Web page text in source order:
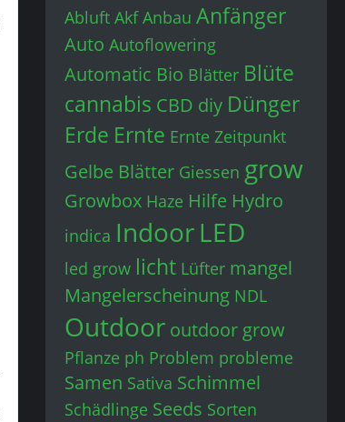
Abluft Akf Anbau Anfänger
Auto Autoflowering
Automatic Bio Blätter Blüte
cannabis CBD diy Dünger
Erde Ernte Ernte Zeitpunkt
Gelbe Blätter Giessen grow
Growbox Haze Hilfe Hydro
indica IndoorLED
led grow licht Lüfter mangel
Mangelerscheinung NDL
Outdoor outdoor grow
Pflanze ph Problem probleme
Samen Sativa Schimmel
Schädlinge Seeds Sorten